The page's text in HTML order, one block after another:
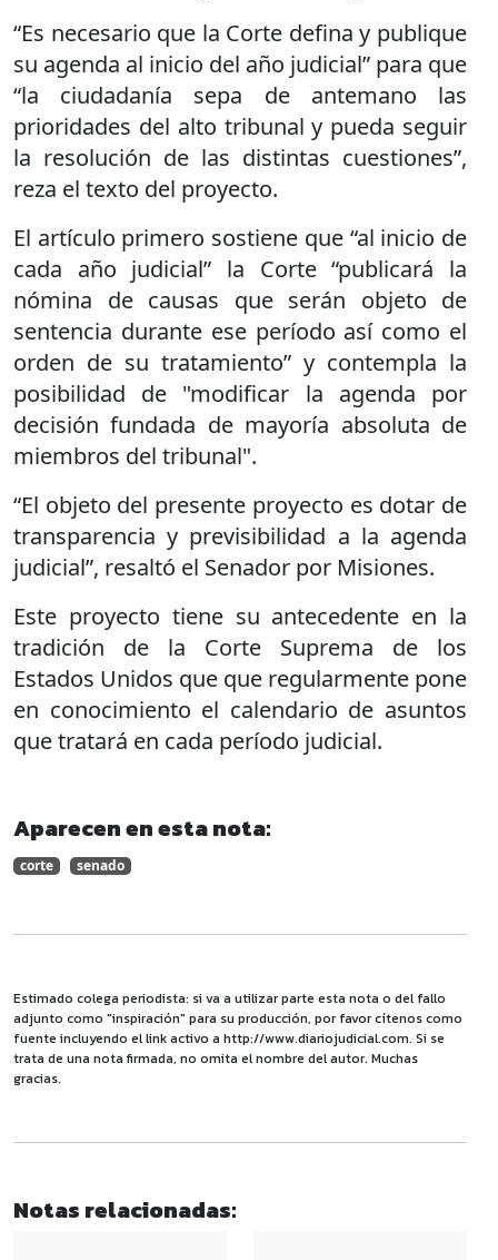
“Es necesario que la Corte defina y publique
su agenda al inicio del año judicial” para que
“la ciudadanía sepa de antemano las
prioridades del alto tribunal y pueda seguir
la resolución de las distintas cuestiones”,
reza el texto del proyecto.
El artículo primero sostiene que “al inicio de
cada año judicial” la Corte “publicará la
nómina de causas que serán objeto de
sentencia durante ese período así como el
orden de su tratamiento” y contempla la
posibilidad de "modificar la agenda por
decisión fundada de mayoría absoluta de
miembros del tribunal".
“El objeto del presente proyecto es dotar de
transparencia y previsibilidad a la agenda
judicial”, resaltó el Senador por Misiones.
Este proyecto tiene su antecedente en la
tradición de la Corte Suprema de los
Estados Unidos que que regularmente pone
en conocimiento el calendario de asuntos
que tratará en cada período judicial.
Aparecen en esta nota:
corte senado
Estimado colega periodista: si va a utilizar parte esta nota o del fallo
adjunto como "inspiración" para su producción, por favor cítenos como
fuente incluyendo el link activo a http://www.diariojudicial.com. Si se
trata de una nota firmada, no omita el nombre del autor. Muchas
gracias.
Notas relacionadas: